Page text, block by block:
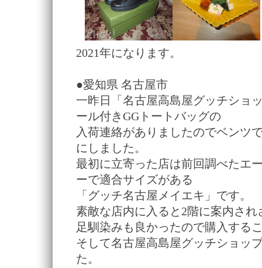
2021年になります。
●愛知県 名古屋市
一昨日「名古屋高島屋グッチショ
ール付きGGトートバッグの
入荷連絡がありましたのでベンツ
にしました。
最初に立寄った店は前回調べたエ
ーで適合サイズがある
「グッチ名古屋メイエキ」です。
素敵な店内に入ると2階に案内さ
足馴染みも良かったので購入する
そして名古屋高島屋グッチショッ
た。